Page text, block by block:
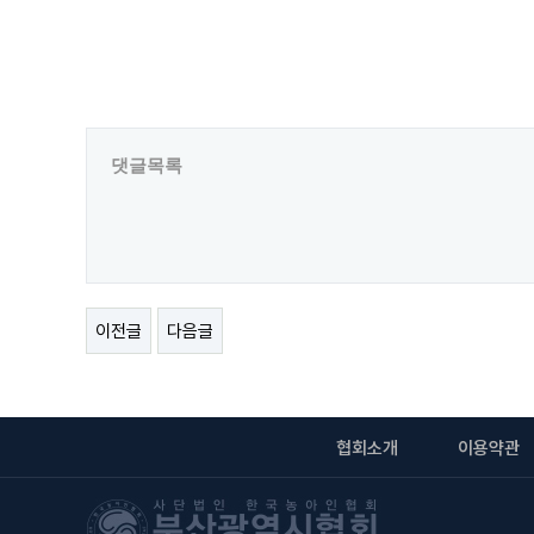
댓글목록
이전글 다음글
협회소개 이용약관